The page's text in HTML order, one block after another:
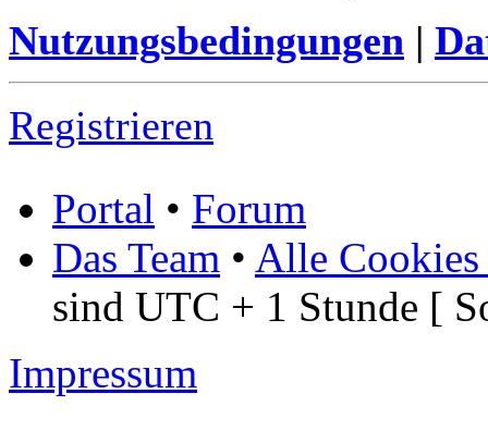
Nutzungsbedingungen |
Registrieren
Portal • Forum
Das Team • Alle Cookies
sind UTC + 1 Stunde [
Impressum